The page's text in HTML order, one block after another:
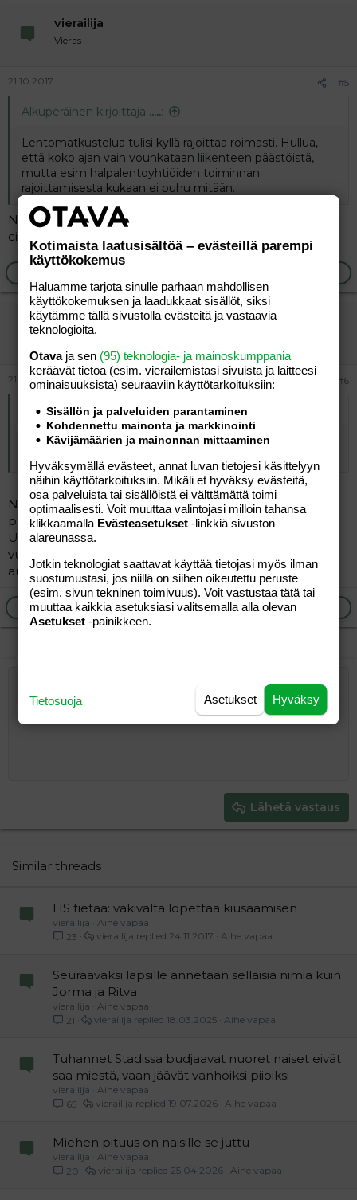
vierailija
Vieras
21.10.2017 #5
Alkuperäinen kirjoittaja .....:
Lentomatkustelua tulisi kyllä rajoittaa roimasti. Hullua,
että koko ajan vain vouhkataan liikenteen päästöistä,
mutta esim halpalentoyhtiöiden toiminnan
rajoittamisesta kukaan ei puhu mitään.
Niinpä. Yhden kaukolennon päästöt vastaa
citymaasturin parin kolmen vuoden ajoja.
Ilmoita asiaton viesti
vierailija
Vieras
21.10.2017 #6
Alkuperäinen kirjoittajavierailija:
Niinpä. Yhden kaukolennon päästöt vastaa citymaasturin
Niin, siis yhden matkustajan kohdalta, Esim boeing 747
polttaa 150 000 litraa 10 tunnin lennolla, eli esim. Suomi
Usa matkalla yhteen suuntaan. Minulla menee
vuodessa autoon noin 500litraa, eli ajaisin 300 vuotta
autollani tuolla yhdellä lentokoneen tankkauksella.
Ilmoita asiaton viesti
Järjestämätön lista
Laajennettuun editoriin…Laajennettuun
Kumoa
Fontin koko
26
Rivinsisäinen koodi
Rivinsisäinen spoiler
Tasaus
Lainaus Insert horizontal line
Tee uudelleen
Tallenna luonnos
Lähetä vastaus
Similar threads
HS tietää: väkivalta lopettaa kiusaamisen
vierailija
Aihe vapaa
23
Aihe vapaa
24.11.2017
vierailija
Seuraavaksi lapsille annetaan sellaisia nimiä kuin
Jorma ja Ritva
vierailija
Aihe vapaa
21
Aihe vapaa
18.03.2025
vierailija
Tuhannet Stadissa budjaavat nuoret naiset eivät
saa miestä, vaan jäävät vanhoiksi piioiksi
vierailija
Aihe vapaa
65
Aihe vapaa
19.07.2026
vierailija
Miehen pituus on naisille se juttu
vierailija
Aihe vapaa
20
Aihe vapaa
25.04.2026
vierailija
Kotimaista laatusisältöä – evästeillä parempi
käyttökokemus
Haluamme tarjota sinulle parhaan mahdollisen
käyttökokemuksen ja laadukkaat sisällöt, siksi
käytämme tällä sivustolla evästeitä ja vastaavia
teknologioita.
Otavaja sen (95) teknologia- ja mainoskumppania
keräävät tietoa (esim. vierailemis­tasi sivuista ja laitteesi
ominaisuuk­sista) seuraaviin käyttötarkoituksiin:
Sisällön ja palveluiden parantaminen
Kohdennettu mainonta ja markkinointi
Kävijämäärien ja mainonnan mittaaminen
Hyväksymällä evästeet, annat luvan tietojesi käsittelyyn
näihin käyttötarkoituksiin. Mikäli et hyväksy evästeitä,
osa palveluista tai sisällöistä ei välttämättä toimi
optimaalisesti. Voit muuttaa valintojasi milloin tahansa
klikkaamalla Evästeasetukset -linkkiä sivuston
alareunassa.
Jotkin teknologiat saattavat käyttää tietojasi myös ilman
suostumustasi, jos niillä on siihen oikeutettu peruste
(esim. sivun tekninen toimivuus). Voit vastustaa tätä tai
muuttaa kaikkia asetuksiasi valitsemalla alla olevan
Asetukset -painikkeen.
Hyväksy
Asetukset
Tietosuoja